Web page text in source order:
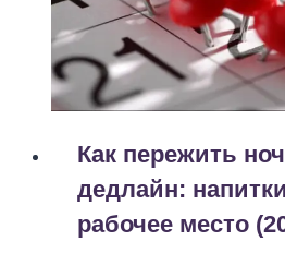
Как пережить
дедлайн:
рабочее место